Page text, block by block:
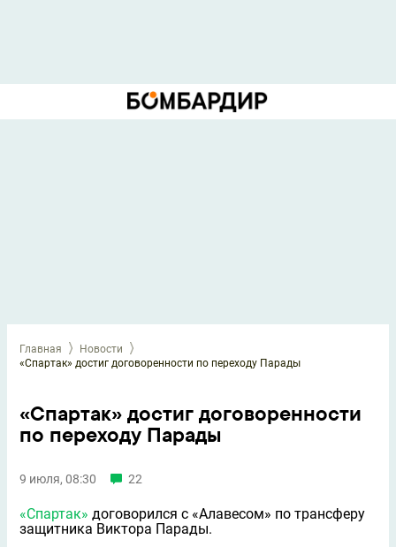
Главная
Новости
«Спартак» достиг договоренности по переходу Парады
«Спартак» достиг договоренности
по переходу Парады
9 июля, 08:30 22
«Спартак» договорился с «Алавесом» по трансферу
защитника Виктора Парады.